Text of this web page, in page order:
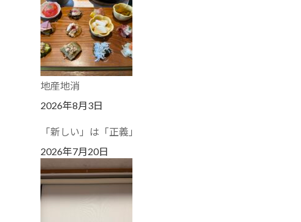
地産地消
2026年8月3日
「新しい」は「正義」
2026年7月20日